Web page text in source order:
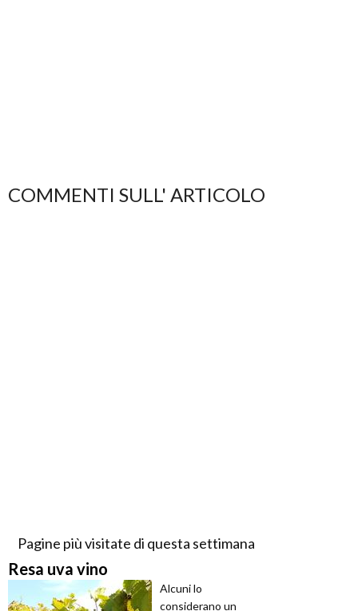
COMMENTI SULL' ARTICOLO
Pagine più visitate di questa settimana
Resa uva vino
Alcuni lo
considerano un